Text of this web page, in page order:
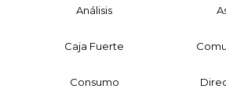
Análisis
Caja Fuerte
Consumo